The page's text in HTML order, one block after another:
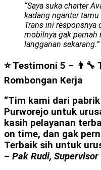
“Saya suka charter
kadang nganter
Trans ini responsnya
mobilnya gak pernah
langganan sekarang.”
⭐ Testimoni 5 –
Rombongan Kerja
“Tim kami dari
Purworejo untuk
kasih pelayanan
on time, dan gak
Terbaik sih untuk
– Pak Rudi,